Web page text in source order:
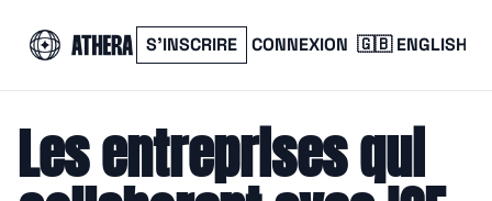
S’INSCRIRE CONNEXION 🇬🇧 ENGLISH
Les entreprises qui